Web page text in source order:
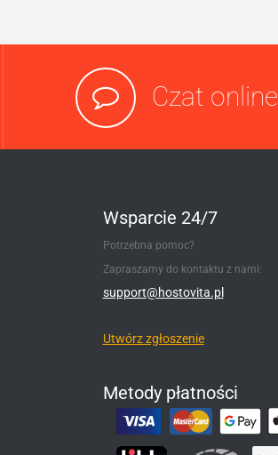
Czat online
Wsparcie 24/7
Potrzebna pomoc?
Zapraszamy do kontaktu z nami:
support@hostovita.pl
Utwórz zgłoszenie
Metody płatności